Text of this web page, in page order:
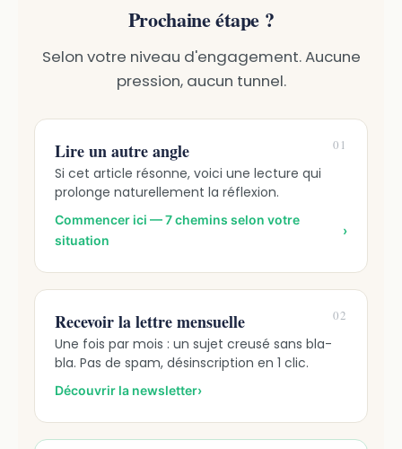
Prochaine étape ?
Selon votre niveau d'engagement. Aucune
pression, aucun tunnel.
01
Lire un autre angle
Si cet article résonne, voici une lecture qui
prolonge naturellement la réflexion.
Commencer ici — 7 chemins selon votre
situation
›
02
Recevoir la lettre mensuelle
Une fois par mois : un sujet creusé sans bla-
bla. Pas de spam, désinscription en 1 clic.
Découvrir la newsletter›